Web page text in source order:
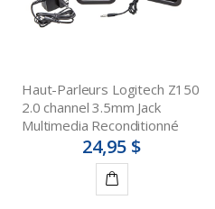
Haut-Parleurs Logitech Z150
2.0 channel 3.5mm Jack
Multimedia Reconditionné
24,95 $